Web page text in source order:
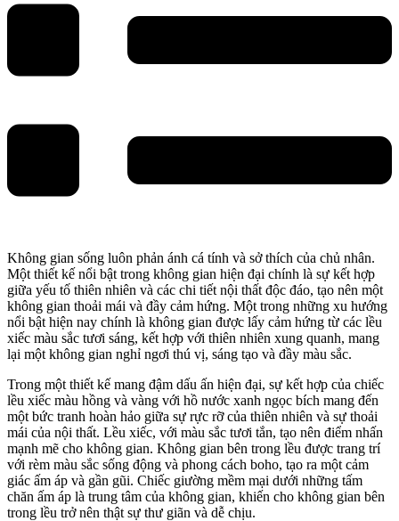
Không gian sống luôn phản ánh cá tính và sở thích của chủ nhân.
Một thiết kế nổi bật trong không gian hiện đại chính là sự kết hợp
giữa yếu tố thiên nhiên và các chi tiết nội thất độc đáo, tạo nên một
không gian thoải mái và đầy cảm hứng. Một trong những xu hướng
nổi bật hiện nay chính là không gian được lấy cảm hứng từ các lều
xiếc màu sắc tươi sáng, kết hợp với thiên nhiên xung quanh, mang
lại một không gian nghỉ ngơi thú vị, sáng tạo và đầy màu sắc.
Trong một thiết kế mang đậm dấu ấn hiện đại, sự kết hợp của chiếc
lều xiếc màu hồng và vàng với hồ nước xanh ngọc bích mang đến
một bức tranh hoàn hảo giữa sự rực rỡ của thiên nhiên và sự thoải
mái của nội thất. Lều xiếc, với màu sắc tươi tắn, tạo nên điểm nhấn
mạnh mẽ cho không gian. Không gian bên trong lều được trang trí
với rèm màu sắc sống động và phong cách boho, tạo ra một cảm
giác ấm áp và gần gũi. Chiếc giường mềm mại dưới những tấm
chăn ấm áp là trung tâm của không gian, khiến cho không gian bên
trong lều trở nên thật sự thư giãn và dễ chịu.